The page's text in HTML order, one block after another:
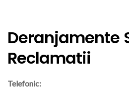
Deranjamente
Reclamatii
Telefonic: